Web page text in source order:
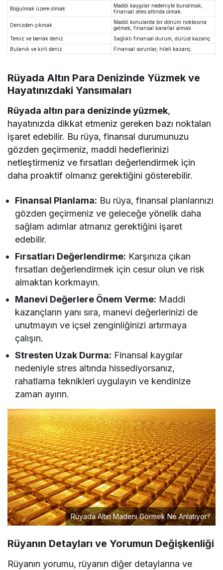
Boğulmak üzere olmak
Maddi kaygılar nedeniyle bunalmak,
finansal stres altında olmak.
Denizden çıkmak
Maddi konularda bir dönüm noktasına
gelmek, finansal kararlar almak.
Temiz ve berrak deniz
Sağlıklı finansal durum, dürüst kazanç.
Bulanık ve kirli deniz
Finansal sorunlar, hileli kazanç.
Rüyada Altın Para Denizinde Yüzmek ve
Hayatınızdaki Yansımaları
Rüyada altın para denizinde yüzmek,
hayatınızda dikkat etmeniz gereken bazı noktaları
işaret edebilir. Bu rüya, finansal durumunuzu
gözden geçirmeniz, maddi hedeflerinizi
netleştirmeniz ve fırsatları değerlendirmek için
daha proaktif olmanız gerektiğini gösterebilir.
Finansal Planlama: Bu rüya, finansal planlarınızı
gözden geçirmeniz ve geleceğe yönelik daha
sağlam adımlar atmanız gerektiğini işaret
edebilir.
Fırsatları Değerlendirme: Karşınıza çıkan
fırsatları değerlendirmek için cesur olun ve risk
almaktan korkmayın.
Manevi Değerlere Önem Verme: Maddi
kazançların yanı sıra, manevi değerlerinizi de
unutmayın ve içsel zenginliğinizi artırmaya
çalışın.
Stresten Uzak Durma: Finansal kaygılar
nedeniyle stres altında hissediyorsanız,
rahatlama teknikleri uygulayın ve kendinize
zaman ayırın.
Rüyada Altın Madeni Görmek Ne Anlatıyor?
Rüyanın Detayları ve Yorumun Değişkenliği
Rüyanın yorumu, rüyanın diğer detaylarına ve